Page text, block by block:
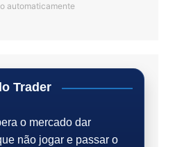
automaticamente
Trader
o mercado dar
não jogar e passar o